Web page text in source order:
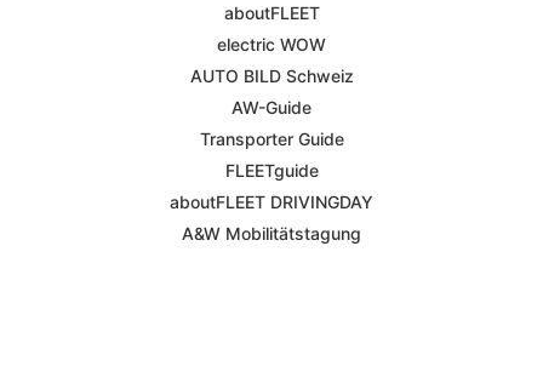
aboutFLEET
electric WOW
AUTO BILD Schweiz
AW-Guide
Transporter Guide
FLEETguide
aboutFLEET DRIVINGDAY
A&W Mobilitätstagung